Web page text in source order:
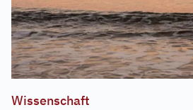
Wissenschaft